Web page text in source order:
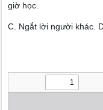
giờ học.
C. Ngắt lời người khác.